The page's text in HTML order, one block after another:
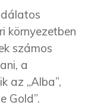
környezetben
számos
a
az „Alba”,
Gold”.